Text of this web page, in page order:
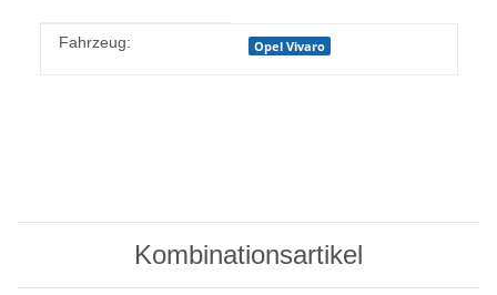
Produkteigenschaft
Wert
Fahrzeug: Opel Vivaro
Kombinationsartikel